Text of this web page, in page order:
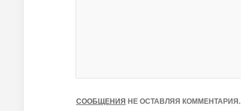
СООБЩЕНИЯ НЕ ОСТАВЛЯЯ КОММЕНТАРИЯ.